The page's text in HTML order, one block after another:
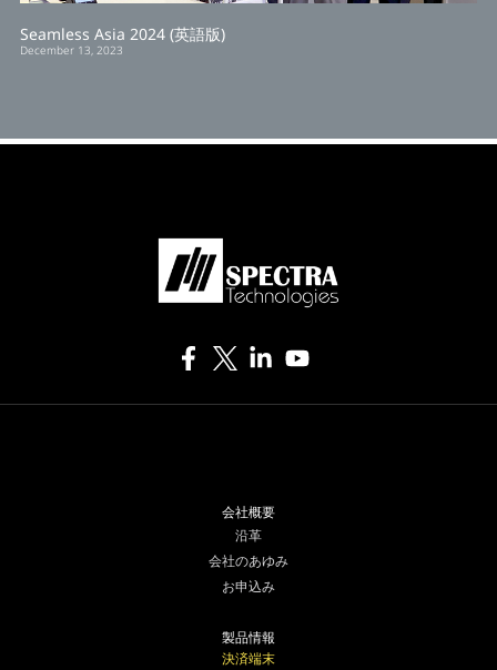
Seamless Asia 2024 (英語版)
December 13, 2023
会社概要
沿革
会社のあゆみ
お申込み
製品情報
決済端末